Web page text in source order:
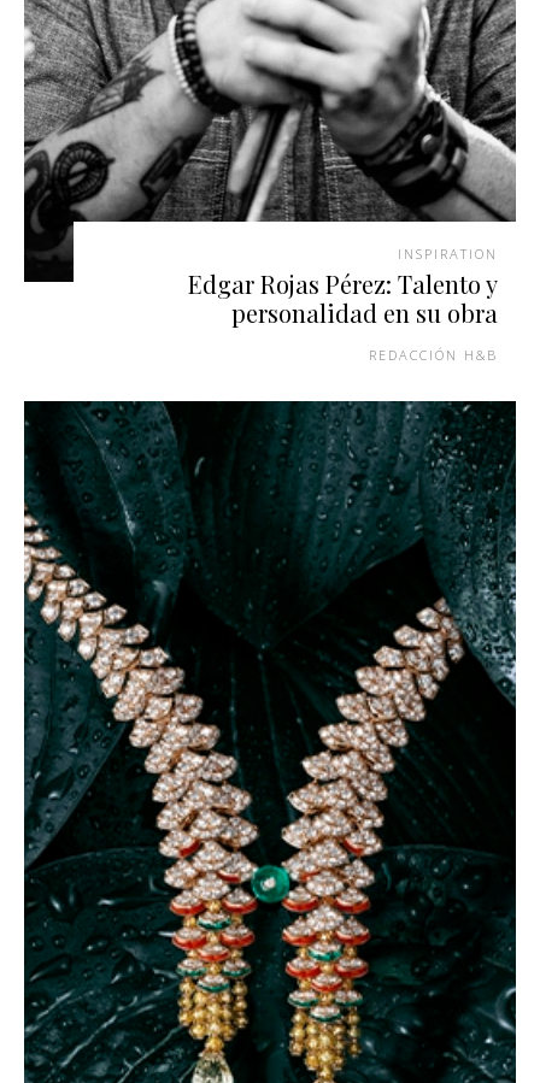
INSPIRATION
Edgar Rojas Pérez: Talento y
personalidad en su obra
REDACCIÓN H&B